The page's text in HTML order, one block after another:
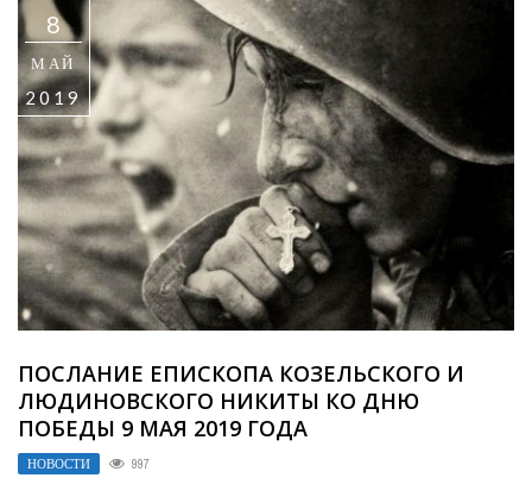
8
МАЙ
2019
ПОСЛАНИЕ ЕПИСКОПА КОЗЕЛЬСКОГО И
ЛЮДИНОВСКОГО НИКИТЫ КО ДНЮ
ПОБЕДЫ 9 МАЯ 2019 ГОДА
НОВОСТИ 997